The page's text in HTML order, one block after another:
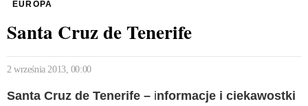
EUROPA
Santa Cruz de Tenerife
2 września 2013, 00:00
Santa Cruz de Tenerife – informacje i ciekawostki